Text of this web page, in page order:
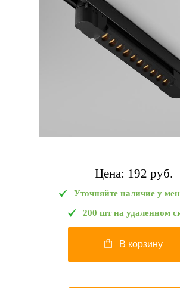
Цена: 192 pуб.
Уточняйте наличие у
200 шт на удаленном
В корзину